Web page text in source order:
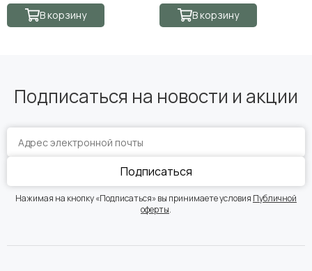
В корзину В корзину
Подписаться на новости и акции
Подписаться
Нажимая на кнопку «Подписаться» вы принимаете условия Публичной
оферты.